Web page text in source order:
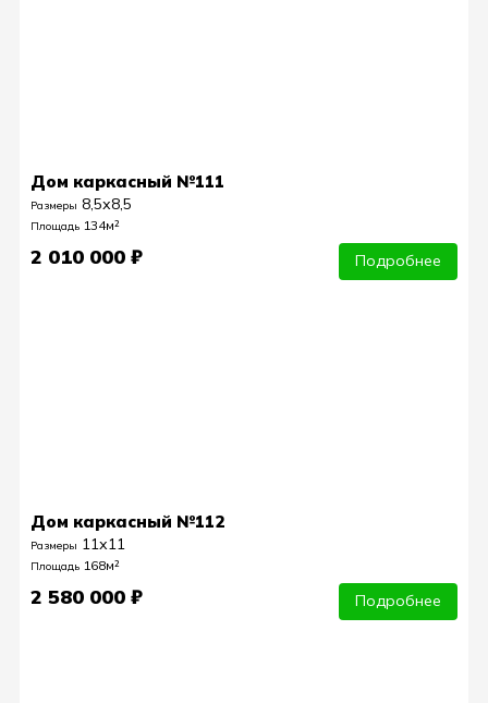
Дом каркасный №111
Размеры 8,5х8,5
Площадь 134м²
2 010 000 ₽ Подробнее
Дом каркасный №112
Размеры 11х11
Площадь 168м²
2 580 000 ₽ Подробнее